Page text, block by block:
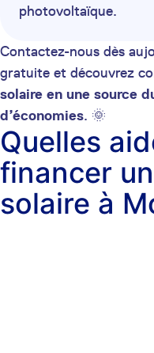
photovoltaïque.
Contactez-nous dès
gratuite et découvrez
solaire en une source
d’économies. 🌞
Quelles
financer
solaire à